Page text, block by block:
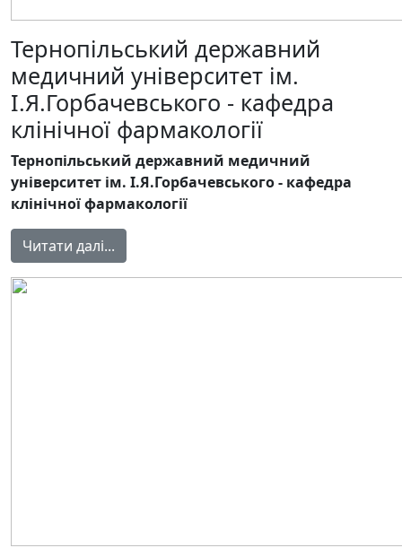
Тернопільський державний
медичний університет ім.
І.Я.Горбачевського - кафедра
клінічної фармакології
Тернопільський державний медичний
університет ім. І.Я.Горбачевського - кафедра
клінічної фармакології
Читати далі...